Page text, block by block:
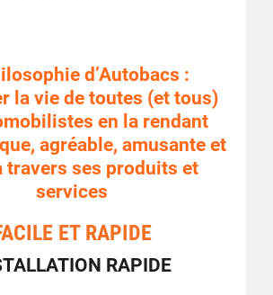
d’Autobacs :
la vie de toutes (et tous)
en la rendant
agréable, amusante et
travers ses produits et
services
ET RAPIDE
RAPIDE